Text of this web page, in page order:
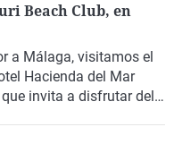
Beach Club, en
a Málaga, visitamos el
Hacienda del Mar
invita a disfrutar del